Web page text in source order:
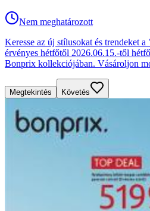
Nem meghatározott
Keresse az új stílusokat és trendeket
érvényes hétfőtől 2026.06.15.-től
Bonprix kollekciójában. Vásároljon
Megtekintés Követés